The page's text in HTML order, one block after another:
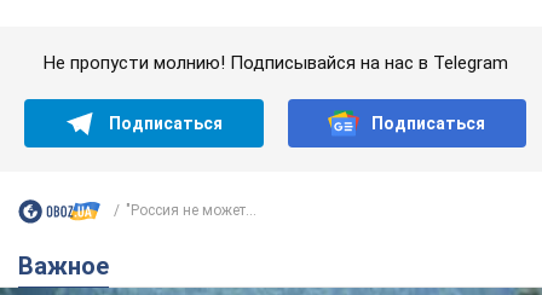
Значительные штрафы и специальные